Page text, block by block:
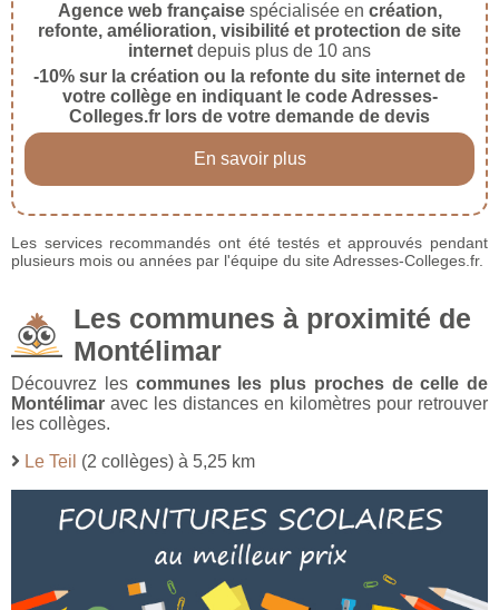
Agence web françaisespécialisée en création,
refonte, amélioration, visibilité et protection de site
internet depuis plus de 10 ans
-10% sur la création ou la refonte du site internet de
votre collège en indiquant le code Adresses-
Colleges.fr lors de votre demande de devis
En savoir plus
Les services recommandés ont été testés et approuvés pendant
plusieurs mois ou années par l'équipe du site Adresses-Colleges.fr.
Les communes à proximité de
Montélimar
Découvrez les communes les plus proches de celle de
Montélimar avec les distances en kilomètres pour retrouver
les collèges.
Le Teil (2 collèges) à 5,25 km